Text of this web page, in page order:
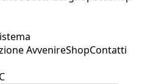
AvvenireShopContatti